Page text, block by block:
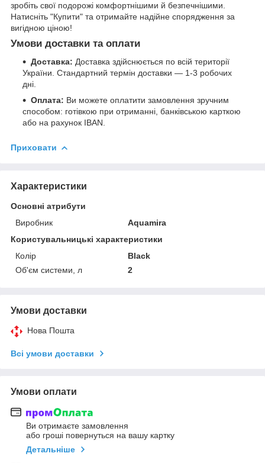
зробіть свої подорожі комфортнішими й безпечнішими.
Натисніть "Купити" та отримайте надійне спорядження за
вигідною ціною!
Умови доставки та оплати
Доставка: Доставка здійснюється по всій території
України. Стандартний термін доставки — 1-3 робочих
дні.
Оплата: Ви можете оплатити замовлення зручним
способом: готівкою при отриманні, банківською карткою
або на рахунок IBAN.
Приховати
Характеристики
Основні атрибути
Виробник
Aquamira
Користувальницькі характеристики
Колір
Black
Об'єм системи, л
2
Умови доставки
Нова Пошта
Всі умови доставки
Умови оплати
Ви отримаєте замовлення
або гроші повернуться на вашу картку
Детальніше